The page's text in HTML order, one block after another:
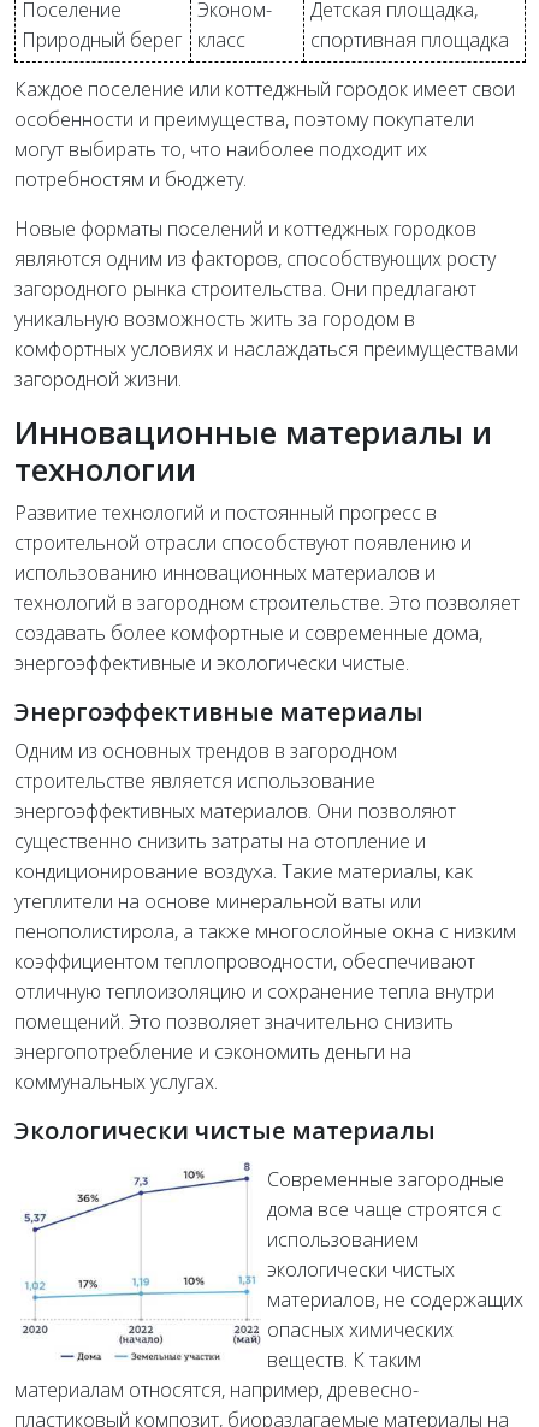
Поселение
Природный берег
Эконом-
класс
Детская площадка,
спортивная площадка
Каждое поселение или коттеджный городок имеет свои
особенности и преимущества, поэтому покупатели
могут выбирать то, что наиболее подходит их
потребностям и бюджету.
Новые форматы поселений и коттеджных городков
являются одним из факторов, способствующих росту
загородного рынка строительства. Они предлагают
уникальную возможность жить за городом в
комфортных условиях и наслаждаться преимуществами
загородной жизни.
Инновационные материалы и
технологии
Развитие технологий и постоянный прогресс в
строительной отрасли способствуют появлению и
использованию инновационных материалов и
технологий в загородном строительстве. Это позволяет
создавать более комфортные и современные дома,
энергоэффективные и экологически чистые.
Энергоэффективные материалы
Одним из основных трендов в загородном
строительстве является использование
энергоэффективных материалов. Они позволяют
существенно снизить затраты на отопление и
кондиционирование воздуха. Такие материалы, как
утеплители на основе минеральной ваты или
пенополистирола, а также многослойные окна с низким
коэффициентом теплопроводности, обеспечивают
отличную теплоизоляцию и сохранение тепла внутри
помещений. Это позволяет значительно снизить
энергопотребление и сэкономить деньги на
коммунальных услугах.
Экологически чистые материалы
Современные загородные
дома все чаще строятся с
использованием
экологически чистых
материалов, не содержащих
опасных химических
веществ. К таким
материалам относятся, например, древесно-
пластиковый композит, биоразлагаемые материалы на